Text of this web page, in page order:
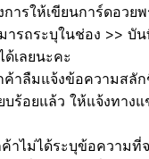
การให้เขียนการ์ดอวย
ารถระบุในช่อง >> บัน
ด้เลยนะคะ
ค้าลืมแจ้งข้อความสลั
บร้อยแล้ว ให้แจ้งทาง
ค้าไม่ได้ระบุข้อความที่